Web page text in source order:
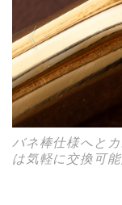
バネ棒仕様へと
は気軽に交換可